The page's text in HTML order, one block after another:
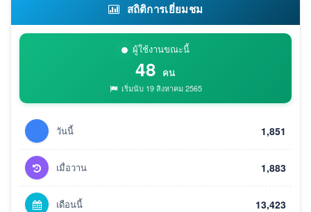
สถิติการเยี่ยมชม
ผู้ใช้งานขณะนี้
48 คน
เริ่มนับ 19 สิงหาคม 2565
วันนี้ 1,851
เมื่อวาน 1,883
เดือนนี้ 13,423